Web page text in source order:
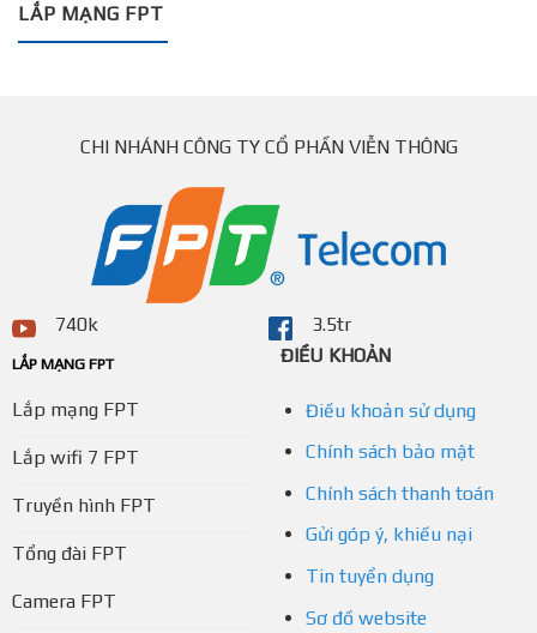
LẮP MẠNG FPT
CHI NHÁNH CÔNG TY CỔ PHẦN VIỄN THÔNG
740k 3.5tr
LẮP MẠNG FPT
Lắp mạng FPT
Lắp wifi 7 FPT
Truyền hình FPT
Tổng đài FPT
Camera FPT
ĐIỀU KHOẢN
Điều khoản sử dụng
Chính sách bảo mật
Chính sách thanh toán
Gửi góp ý, khiếu nại
Tin tuyển dụng
Sơ đồ website